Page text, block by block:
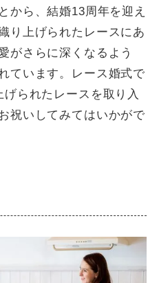
から、結婚13周年を迎え
り上げられたレースにあ
がさらに深くなるよう
ています。レース婚式で
られたレースを取り入
祝いしてみてはいかがで